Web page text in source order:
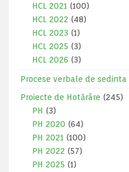
HCL 2021 (100)
HCL 2022 (48)
HCL 2023 (1)
HCL 2025 (3)
HCL 2026 (3)
Procese verbale de sedinta
Proiecte de Hotărâre (245)
PH (3)
PH 2020 (64)
PH 2021 (100)
PH 2022 (57)
PH 2025 (1)